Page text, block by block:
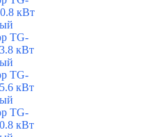
кВт
TG-
кВт
TG-
кВт
TG-
кВт